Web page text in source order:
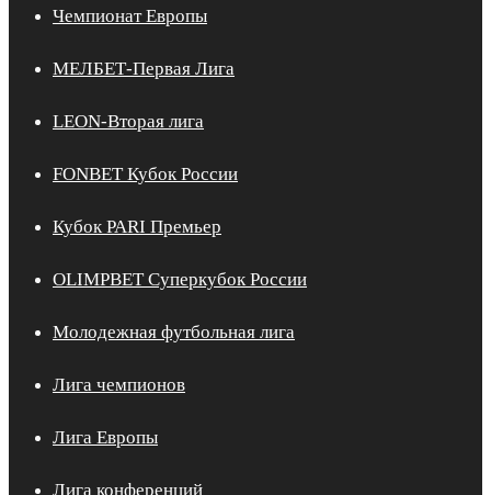
Чемпионат Европы
МЕЛБЕТ-Первая Лига
LEON-Вторая лига
FONBET Кубок России
Кубок PARI Премьер
OLIMPBET Суперкубок России
Молодежная футбольная лига
Лига чемпионов
Лига Европы
Лига конференций